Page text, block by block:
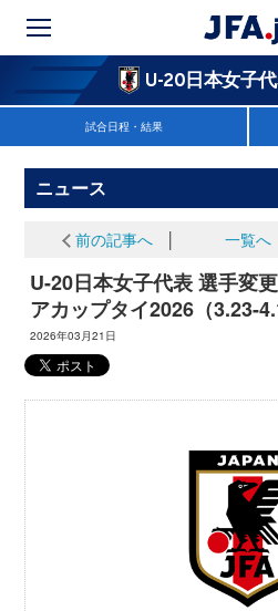
U-20日本女子
試合日程・結果
ニュース
前の記事へ 一覧へ
U-20日本女子代表 選手変
アカップタイ2026（3.23-
2026年03月21日